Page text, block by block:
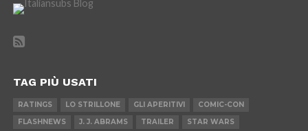
TAG PIÙ USATI
RATINGS LO STRILLONE GLI APERITIVI
COMIC-CON
FLASHNEWS
J. J. ABRAMS TRAILER
STAR WARS